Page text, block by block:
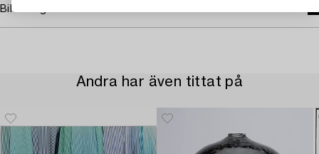
Bildrättigheter
Andra har även tittat på